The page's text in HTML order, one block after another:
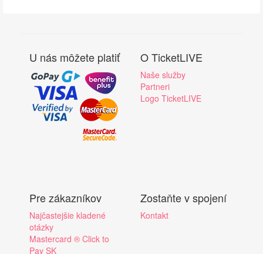
U nás môžete platiť O TicketLIVE
Naše služby
Partneri
Logo TicketLIVE
Pre zákazníkov
Najčastejšie kladené
otázky
Mastercard ® Click to
Pay SK
Zostaňte v spojení
Kontakt